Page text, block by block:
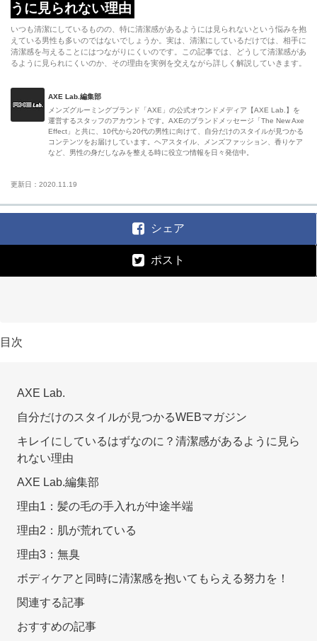
うに見られない理由
いつも清潔にしているものの、特に清潔感があるようには見られないという悩みを抱
えている男性も多いのではないでしょうか。実は、清潔にしているだけでは、相手に
清潔感を与えることにはつながりにくいのです。この記事では、どうして清潔感があ
るように見られにくいのか、その理由を実例を交えながら詳しく解説していきます。
AXE Lab.編集部
メンズグルーミングブランド「AXE」の公式オウンドメディア【AXE Lab.】を
運営するスタッフのアカウントです。AXEのブランドメッセージ「The New Axe
Effect」と共に、10代から20代の男性に向けて、自分だけのスタイルが見つかる
コンテンツをお届けしています。ヘアスタイル、メンズファッション、香りケア
など、男性の身だしなみを整える時に役立つ情報を日々発信中。
更新日：2020.11.19
シェア
ポスト
目次
AXE Lab.
自分だけのスタイルが見つかるWEBマガジン
キレイにしているはずなのに？清潔感があるように見ら
れない理由
AXE Lab.編集部
理由1：髪の毛の手入れが中途半端
理由2：肌が荒れている
理由3：無臭
ボディケアと同時に清潔感を抱いてもらえる努力を！
関連する記事
おすすめの記事